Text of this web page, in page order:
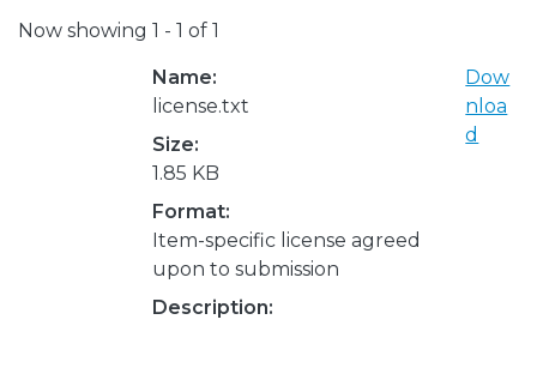
Now showing 1 - 1 of 1
Name:
license.txt
Size:
1.85 KB
Format:
Item-specific license agreed
upon to submission
Description:
Dow
nloa
d